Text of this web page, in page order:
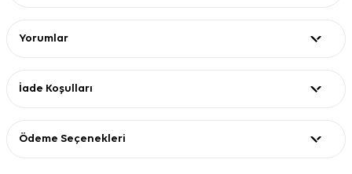
Yorumlar
İade Koşulları
Ödeme Seçenekleri